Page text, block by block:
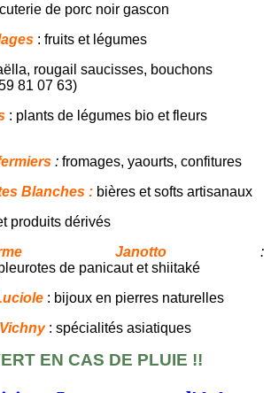
de porc noir gascon
: fruits et légumes
rougail saucisses, bouchons
81 07 63)
: plants de légumes bio et fleurs
: fromages, yaourts, confitures
Blanches : bières et softs artisanaux
produits dérivés
Janotto:
de panicaut et shiitaké
: bijoux en pierres naturelles
: spécialités asiatiques
EN CAS DE PLUIE !!